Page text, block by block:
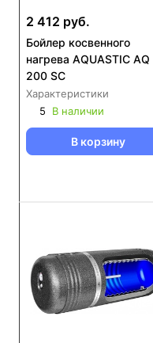
2 412 руб.
Бойлер косвенного
нагрева AQUASTIC AQ
200 SC
Характеристики
5
В наличии
В корзину